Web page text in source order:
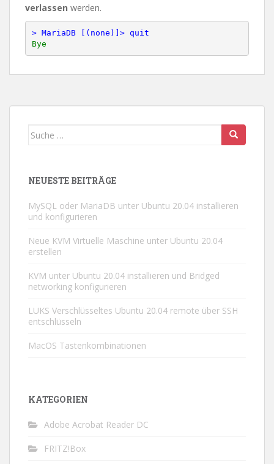
verlassen werden.
> MariaDB [(none)]> quit
Suche
NEUESTE BEITRÄGE
MySQL oder MariaDB unter Ubuntu 20.04 installieren
und konfigurieren
Neue KVM Virtuelle Maschine unter Ubuntu 20.04
erstellen
KVM unter Ubuntu 20.04 installieren und Bridged
networking konfigurieren
LUKS Verschlüsseltes Ubuntu 20.04 remote über SSH
entschlüsseln
MacOS Tastenkombinationen
KATEGORIEN
Adobe Acrobat Reader DC
FRITZ!Box